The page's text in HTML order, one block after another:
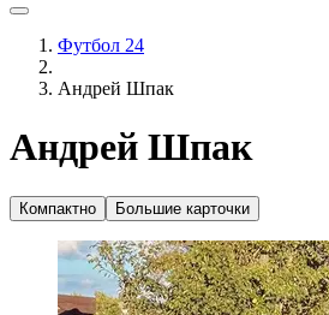
Футбол 24
Андрей Шпак
Андрей Шпак
Компактно Большие карточки